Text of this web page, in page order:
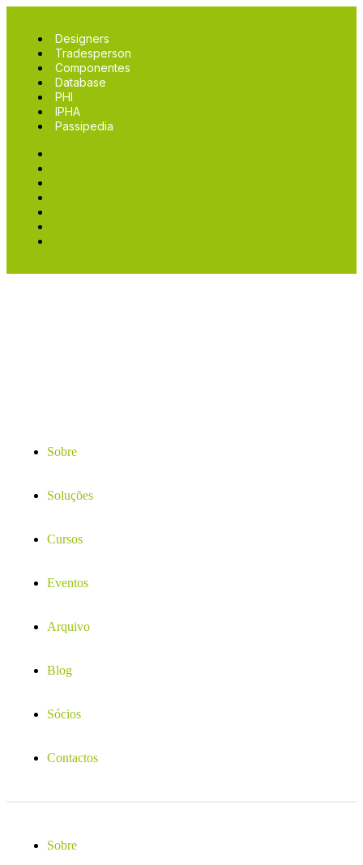
Designers
Tradesperson
Componentes
Database
PHI
IPHA
Passipedia
Sobre
Soluções
Cursos
Eventos
Arquivo
Blog
Sócios
Contactos
Sobre